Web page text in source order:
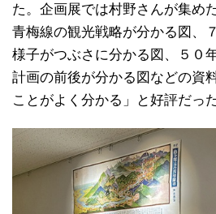
た。企画展では村野さんが集め
青梅線の観光戦略が分かる図、
様子がつぶさに分かる図、５０
計画の前後が分かる図などの資
ことがよく分かる」と好評だった